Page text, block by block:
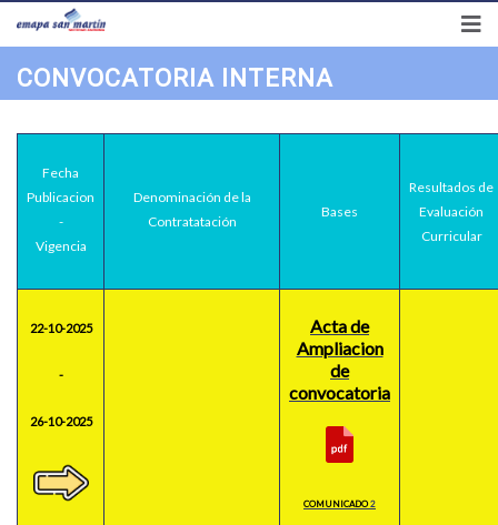
Síguenos en
CONVOCATORIA INTERNA
Fecha
Publicacion
-
Vigencia
Denominación de la
Contratatación
Bases
Resultados de
Evaluación
Curricular
22-10-2025
-
26-10-2025
Acta de
Ampliacion
de
convocatoria
COMUNICADO2